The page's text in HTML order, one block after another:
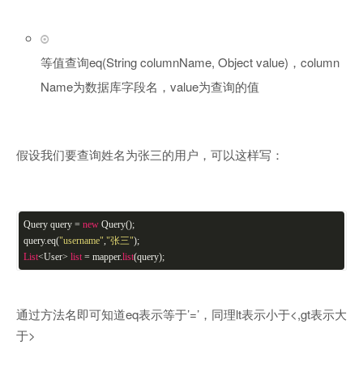
等值查询eq(String columnName, Object value)，column
Name为数据库字段名，value为查询的值
假设我们要查询姓名为张三的用户，可以这样写：
Query query = newQuery();
query.eq("username","张三");
List<User> list= mapper.list(query);
通过方法名即可知道eq表示等于’=’，同理lt表示小于<,gt表示大
于>